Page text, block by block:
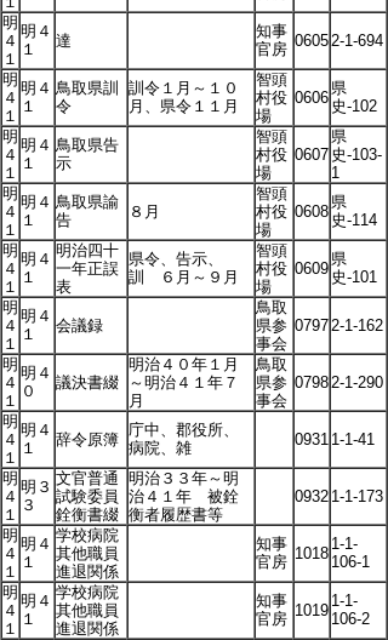
明
４
１
明４
１
達
知事
官房 06052-1-694
明
４
１
明４
１
鳥取県訓
令
訓令１月～１０
月、県令１１月
智頭
村役
場
0606
県
史-102
明
４
１
明４
１
鳥取県告
示
智頭
村役
場
0607
県
史-103-
1
明
４
１
明４
１
鳥取県諭
告
８月
智頭
村役
場
0608
県
史-114
明
４
１
明４
１
明治四十
一年正誤
表
県令、告示、
訓 ６月～９月
智頭
村役
場
0609
県
史-101
明
４
１
明４
１
会議録
鳥取
県参
事会
07972-1-162
明
４
１
明４
０
議決書綴
明治４０年１月
～明治４１年７
月
鳥取
県参
事会
07982-1-290
明
４
１
明４
１
辞令原簿
庁中、郡役所、
病院、雑
0931 1-1-41
明
４
１
明３
３
文官普通
試験委員
銓衡書綴
明治３３年～明
治４１年 被銓
衡者履歴書等
0932 1-1-173
明
４
１
明４
１
学校病院
其他職員
進退関係
知事
官房 1018
1-1-
106-1
明
４
１
明４
１
学校病院
其他職員
進退関係
知事
官房 1019
1-1-
106-2